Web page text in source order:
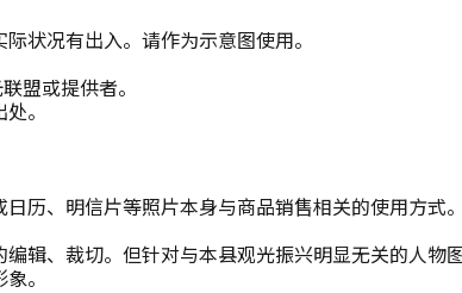
状况有出入。请作为示意图使用。
盟或提供者。
。
历、明信片等照片本身与商品销售相关的使用方式。
辑、裁切。但针对与本县观光振兴明显无关的人物
。